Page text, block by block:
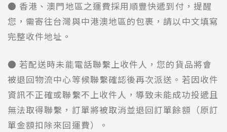
● 香港、澳門地區之運費採用順豐快遞到付，提醒
您，需寄往台灣與中港澳地區的包裹，請以中文填寫
完整收件地址。
● 若配送時未能電話聯繫上收件人，您的貨品將會
被退回物流中心等候聯繫確認後再次派送。若因收件
資訊不正確或聯繫不上收件人，導致未能成功投遞且
無法取得聯繫，訂單將被取消並退回訂單餘額（原訂
單金額扣除來回運費）。